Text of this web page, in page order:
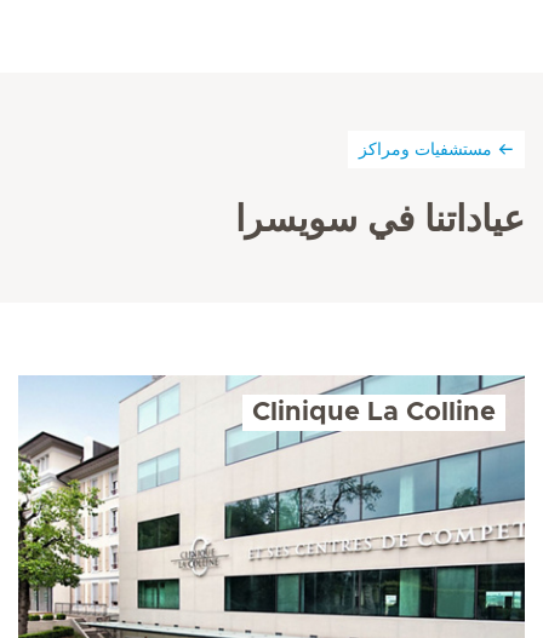
مستشفيات ومراكز
عياداتنا في سويسرا
Clinique La Colline